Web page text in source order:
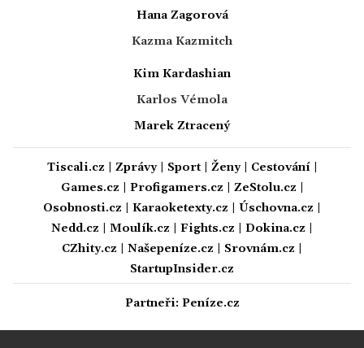
Hana Zagorová
Kazma Kazmitch
Kim Kardashian
Karlos Vémola
Marek Ztracený
Tiscali.cz Zprávy| Sport| Ženy| Cestování|
Games.cz
Profigamers.cz ZeStolu.cz
Osobnosti.cz
Karaoketexty.cz Úschovna.cz
Nedd.cz
Moulík.cz Fights.cz Dokina.cz
CZhity.cz
Našepeníze.cz Srovnám.cz
StartupInsider.cz
Partneři: Peníze.cz